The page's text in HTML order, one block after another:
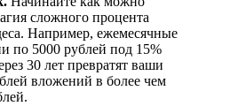
сложного процента
Например, ежемесячные
по 5000 рублей под 15%
30 лет превратят ваши
вложений в более чем